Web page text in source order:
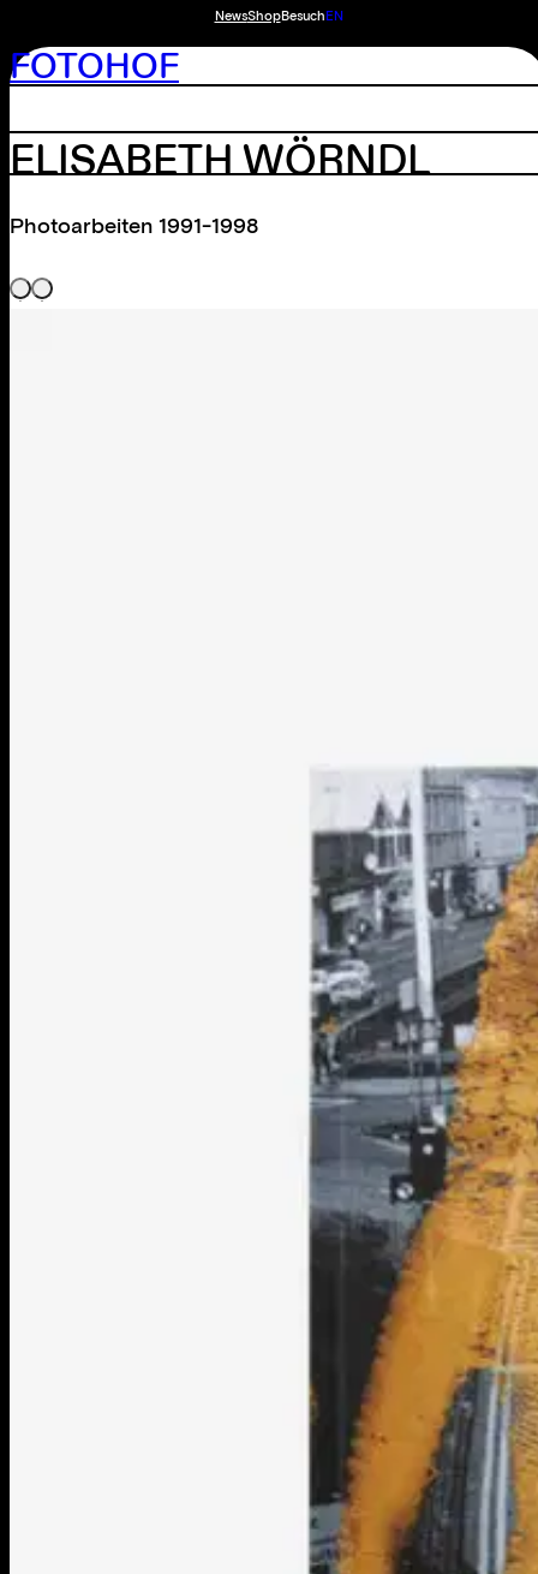
NewsShopBesuchEN
FOTOHOF
ELISABETH WÖRNDL
Photoarbeiten 1991-1998